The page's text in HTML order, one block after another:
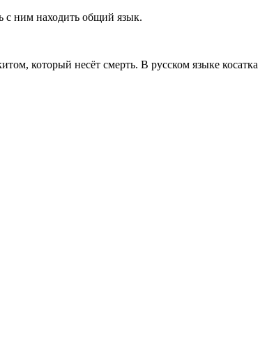
с ним находить общий язык.
который несёт смерть. В русском языке косатка